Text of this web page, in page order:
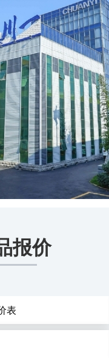
报价
表